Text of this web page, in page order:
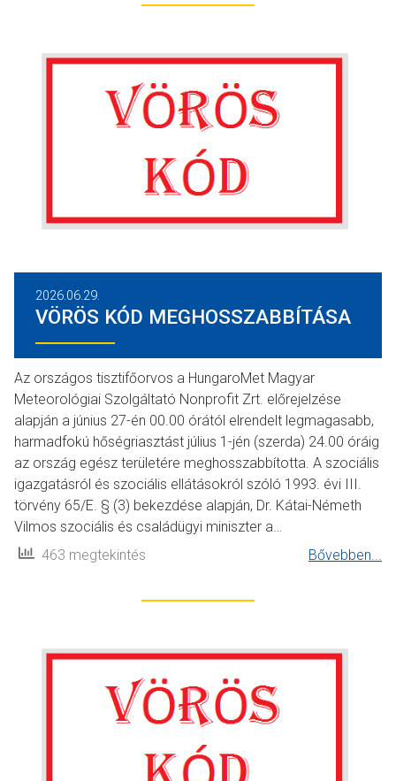
2026.06.29.
VÖRÖS KÓD MEGHOSSZABBÍTÁSA
Az országos tisztifőorvos a HungaroMet Magyar
Meteorológiai Szolgáltató Nonprofit Zrt. előrejelzése
alapján a június 27-én 00.00 órától elrendelt legmagasabb,
harmadfokú hőségriasztást július 1-jén (szerda) 24.00 óráig
az ország egész területére meghosszabbította. A szociális
igazgatásról és szociális ellátásokról szóló 1993. évi III.
törvény 65/E. § (3) bekezdése alapján, Dr. Kátai-Németh
Vilmos szociális és családügyi miniszter a…
463 megtekintés
Bővebben...